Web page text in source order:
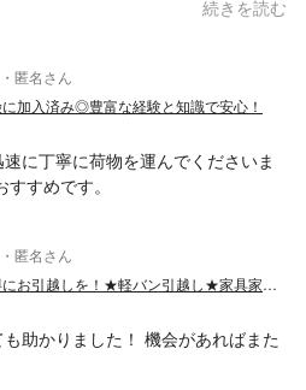
続きを読む
匿名さん
加入済み◎豊富な経験と知識で安心！
に丁寧に荷物を運んでくださいま
すめです。
匿名さん
お荷物の少ない方！軽バンでお得にお引越しを！★軽バン引越し★家具家電運搬★
助かりました！ 機会があればまた